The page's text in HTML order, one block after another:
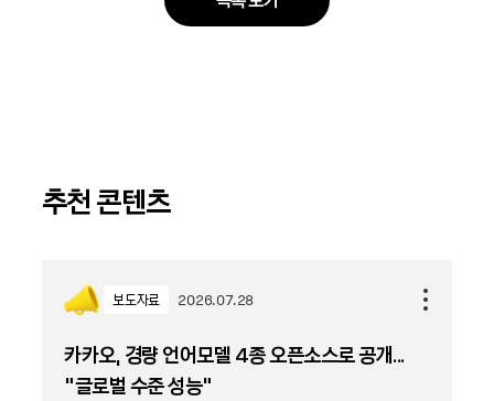
추천 콘텐츠
보도자료 2026.07.28
카카오, 경량 언어모델 4종 오픈소스로 공개...
“글로벌 수준 성능”